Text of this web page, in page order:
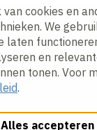
cookies en
We
laten
en
tonen. Voor
.
Alles accepteren
hetprivacy
Cookie beleid